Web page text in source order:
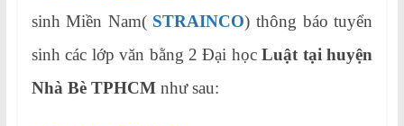
sinh Miền Nam( STRAINCO) thông báo tuyển
sinh các lớp văn bằng 2 Đại họcLuật tại huyện
Nhà Bè TPHCMnhư sau: